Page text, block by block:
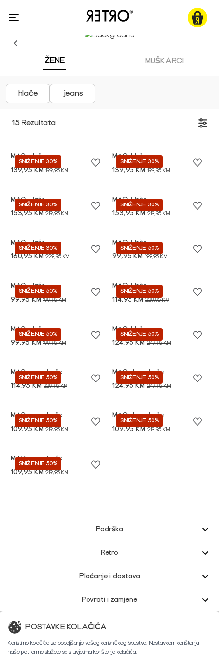
ŽENE MUŠKARCI
hlače jeans
15 Rezultata
SNIŽENJE 30%
MAC Hlače
139,95 KM199,95 KM
SNIŽENJE 30%
MAC Hlače
139,95 KM199,95 KM
SNIŽENJE 30%
MAC Hlače
153,95 KM219,95 KM
SNIŽENJE 30%
MAC Hlače
153,95 KM219,95 KM
SNIŽENJE 30%
MAC Hlače
160,95 KM229,95 KM
SNIŽENJE 50%
MAC Hlače
99,95 KM199,95 KM
SNIŽENJE 50%
MAC Hlače
99,95 KM199,95 KM
SNIŽENJE 50%
MAC Hlače
114,95 KM229,95 KM
SNIŽENJE 50%
MAC Hlače
99,95 KM199,95 KM
SNIŽENJE 50%
MAC Hlače
124,95 KM249,95 KM
SNIŽENJE 50%
MAC Jeans hlače
114,95 KM229,95 KM
SNIŽENJE 50%
MAC Jeans hlače
124,95 KM249,95 KM
SNIŽENJE 50%
MAC Jeans hlače
109,95 KM219,95 KM
SNIŽENJE 50%
MAC Jeans hlače
109,95 KM219,95 KM
SNIŽENJE 50%
MAC Jeans hlače
109,95 KM219,95 KM
Podrška
Retro
Plaćanje i dostava
Povrati i zamjene
Korisnička podrška
POSTAVKE KOLAČIĆA
Koristimo kolačiće za poboljšanje vašeg korisničkog iskustva. Nastavkom korištenja
naše platforme slažete se s uvjetima korištenja kolačića.